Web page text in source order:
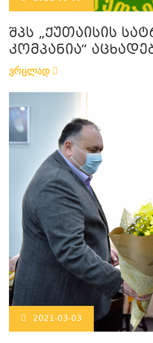
შპს „ქუთაისის
კომპანია“
ვრცლად
2021-03-03